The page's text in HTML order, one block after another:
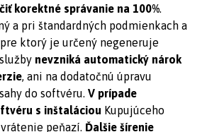
korektné správanie na 100%.
a pri štandardných podmienkach a
ktorý je určený negeneruje
nevzniká automatický nárok
, ani na dodatočnú úpravu
do softvéru.V prípade
s inštaláciou Kupujúceho
peňazí. Ďalšie šírenie